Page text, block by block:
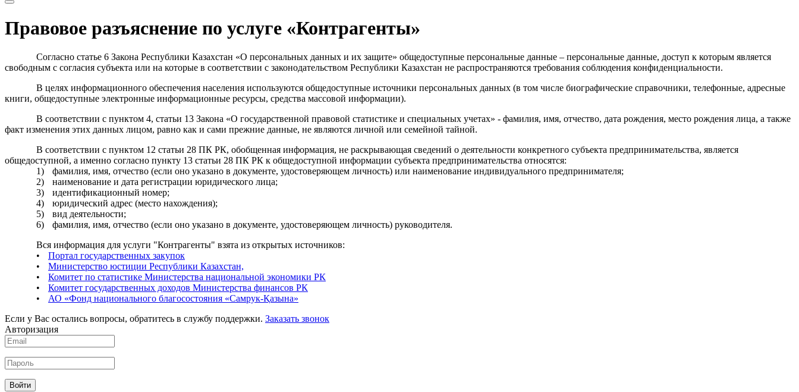
Правовое разъяснение по услуге «Контрагенты»
Согласно статье 6 Закона Республики Казахстан «О персональных данных и их защите» общедоступные персональные данные – персональные данные, доступ к которым является
свободным с согласия субъекта или на которые в соответствии с законодательством Республики Казахстан не распространяются требования соблюдения конфиденциальности.
В целях информационного обеспечения населения используются общедоступные источники персональных данных (в том числе биографические справочники, телефонные, адресные
книги, общедоступные электронные информационные ресурсы, средства массовой информации).
В соответствии с пунктом 4, статьи 13 Закона «О государственной правовой статистике и специальных учетах» - фамилия, имя, отчество, дата рождения, место рождения лица, а также
факт изменения этих данных лицом, равно как и сами прежние данные, не являются личной или семейной тайной.
В соответствии с пунктом 12 статьи 28 ПК РК, обобщенная информация, не раскрывающая сведений о деятельности конкретного субъекта предпринимательства, является
общедоступной, а именно согласно пункту 13 статьи 28 ПК РК к общедоступной информации субъекта предпринимательства относятся:
1)
фамилия, имя, отчество (если оно указано в документе, удостоверяющем личность) или наименование индивидуального предпринимателя;
2)
наименование и дата регистрации юридического лица;
3)
идентификационный номер;
4)
юридический адрес (место нахождения);
5)
вид деятельности;
6)
фамилия, имя, отчество (если оно указано в документе, удостоверяющем личность) руководителя.
Вся информация для услуги "Контрагенты" взята из открытых источников:
•
Портал государственных закупок
•
Министерство юстиции Республики Казахстан,
•
Комитет по статистике Министерства национальной экономики РК
•
Комитет государственных доходов Министерства финансов РК
•
АО «Фонд национального благосостояния «Самрук-Қазына»
Если у Вас остались вопросы, обратитесь в службу поддержки. Заказать звонок
Авторизация
Войти